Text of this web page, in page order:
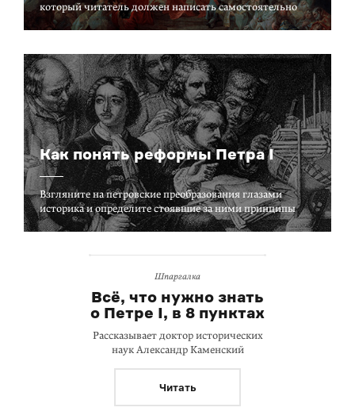
который читатель должен написать самостоятельно
Как понять реформы Петра I
Взгляните на петровские преобразования глазами
историка и определите стоявшие за ними принципы
Шпаргалка
Всё, что нужно знать
о Петре I, в 8 пунктах
Рассказывает доктор исторических
наук Александр Каменский
Читать